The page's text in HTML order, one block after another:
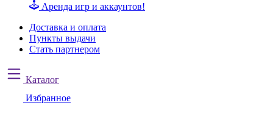
Аренда игр и аккаунтов!
Доставка и оплата
Пункты выдачи
Стать партнером
Каталог
Избранное